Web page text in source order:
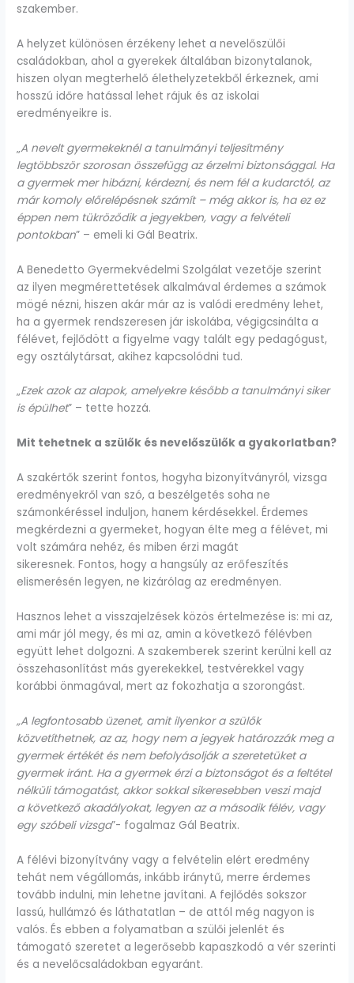
szakember.
A helyzet különösen érzékeny lehet a nevelőszülői
családokban, ahol a gyerekek általában bizonytalanok,
hiszen olyan megterhelő élethelyzetekből érkeznek, ami
hosszú időre hatással lehet rájuk és az iskolai
eredményeikre is.
„A nevelt gyermekeknél a tanulmányi teljesítmény
legtöbbször szorosan összefügg az érzelmi biztonsággal. Ha
a gyermek mer hibázni, kérdezni, és nem fél a kudarctól, az
már komoly előrelépésnek számít – még akkor is, ha ez ez
éppen nem tükröződik a jegyekben, vagy a felvételi
pontokban” – emeli ki Gál Beatrix.
A Benedetto Gyermekvédelmi Szolgálat vezetője szerint
az ilyen megmérettetések alkalmával érdemes a számok
mögé nézni, hiszen akár már az is valódi eredmény lehet,
ha a gyermek rendszeresen jár iskolába, végigcsinálta a
félévet, fejlődött a figyelme vagy talált egy pedagógust,
egy osztálytársat, akihez kapcsolódni tud.
„Ezek azok az alapok, amelyekre később a tanulmányi siker
is épülhet” – tette hozzá.
Mit tehetnek a szülők és nevelőszülők a gyakorlatban?
A szakértők szerint fontos, hogyha bizonyítványról, vizsga
eredményekről van szó, a beszélgetés soha ne
számonkéréssel induljon, hanem kérdésekkel. Érdemes
megkérdezni a gyermeket, hogyan élte meg a félévet, mi
volt számára nehéz, és miben érzi magát
sikeresnek. Fontos, hogy a hangsúly az erőfeszítés
elismerésén legyen, ne kizárólag az eredményen.
Hasznos lehet a visszajelzések közös értelmezése is: mi az,
ami már jól megy, és mi az, amin a következő félévben
együtt lehet dolgozni. A szakemberek szerint kerülni kell az
összehasonlítást más gyerekekkel, testvérekkel vagy
korábbi önmagával, mert az fokozhatja a szorongást.
„A legfontosabb üzenet, amit ilyenkor a szülők
közvetíthetnek, az az, hogy nem a jegyek határozzák meg a
gyermek értékét és nem befolyásolják a szeretetüket a
gyermek iránt. Ha a gyermek érzi a biztonságot és a feltétel
nélküli támogatást, akkor sokkal sikeresebben veszi majd
a következő akadályokat, legyen az a második félév, vagy
egy szóbeli vizsga”- fogalmaz Gál Beatrix.
A félévi bizonyítvány vagy a felvételin elért eredmény
tehát nem végállomás, inkább iránytű, merre érdemes
tovább indulni, min lehetne javítani. A fejlődés sokszor
lassú, hullámzó és láthatatlan – de attól még nagyon is
valós. És ebben a folyamatban a szülői jelenlét és
támogató szeretet a legerősebb kapaszkodó a vér szerinti
és a nevelőcsaládokban egyaránt.